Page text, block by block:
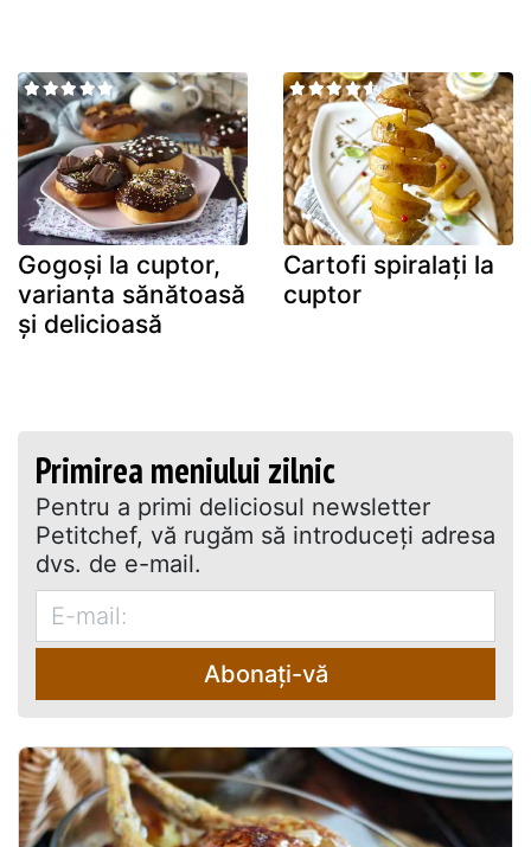
Gogoși la cuptor,
varianta sănătoasă
și delicioasă
Cartofi spiralați la
cuptor
Primirea meniului zilnic
Pentru a primi deliciosul newsletter
Petitchef, vă rugăm să introduceţi adresa
dvs. de e-mail.
Abonați-vă